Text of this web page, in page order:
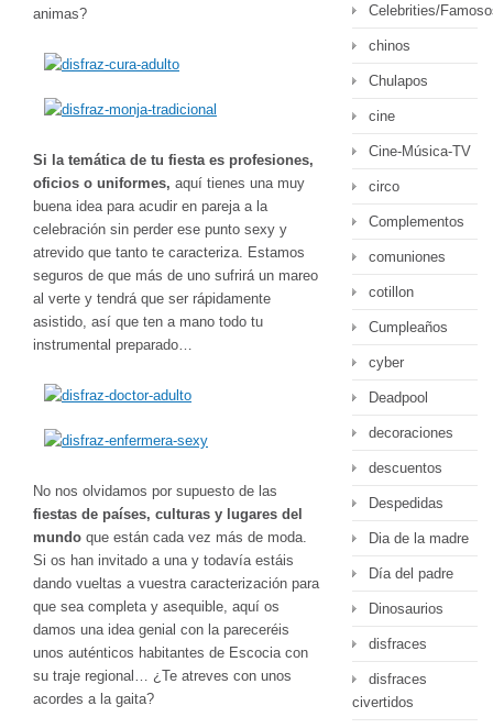
animas?
Si la temática de tu fiesta es profesiones,
oficios o uniformes, aquí tienes una muy
buena idea para acudir en pareja a la
celebración sin perder ese punto sexy y
atrevido que tanto te caracteriza. Estamos
seguros de que más de uno sufrirá un mareo
al verte y tendrá que ser rápidamente
asistido, así que ten a mano todo tu
instrumental preparado…
No nos olvidamos por supuesto de las
fiestas de países, culturas y lugares del
mundo que están cada vez más de moda.
Si os han invitado a una y todavía estáis
dando vueltas a vuestra caracterización para
que sea completa y asequible, aquí os
damos una idea genial con la pareceréis
unos auténticos habitantes de Escocia con
su traje regional… ¿Te atreves con unos
acordes a la gaita?
Celebrities/
chinos
Chulapos
cine
Cine-Música-TV
circo
Complementos
comuniones
cotillon
Cumpleaños
cyber
Deadpool
decoraciones
descuentos
Despedidas
Dia de la madre
Día del padre
Dinosaurios
disfraces
disfraces
civertidos